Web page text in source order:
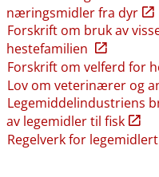
næringsmidler fra dyr
Forskrift om bruk av
hestefamilien
Forskrift om velferd for
Lov om veterinærer og
Legemiddelindustriens
av legemidler til fisk
Regelverk for